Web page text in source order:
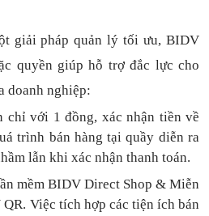
giải pháp quản lý tối ưu, BIDV
quyền giúp hỗ trợ đắc lực cho
doanh nghiệp:
chỉ với 1đồng, xác nhận tiền về
trình bán hàng tại quầy diễn ra
lẫn khi xác nhận thanh toán.
mềm BIDV Direct Shop & Miễn
Việc tích hợp các tiện ích bán